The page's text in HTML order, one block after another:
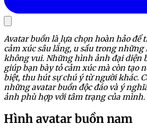
Avatar buồn là lựa chọn hoàn hảo để
cảm xúc sâu lắng, u sầu trong
không vui. Những hình ảnh đại diện
giúp bạn bày tỏ cảm xúc mà còn tạo
biệt, thu hút sự chú ý từ người khác.
những avatar buồn độc đáo và ý
ảnh phù hợp với tâm trạng của mình.
Hình avatar buồn nam